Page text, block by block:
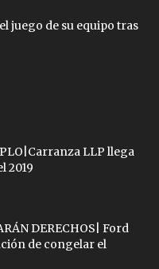
juego de su equipo tras
LLP llega
2019
DERECHOS| Ford
de congelar el